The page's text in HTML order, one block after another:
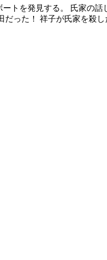
トを発見する。 氏家の
った！ 祥子が氏家を殺